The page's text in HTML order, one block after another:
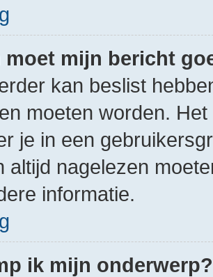
moet mijn bericht
kan beslist
moeten worden.
je in een
altijd nagelezen
informatie.
ik mijn onderwerp?